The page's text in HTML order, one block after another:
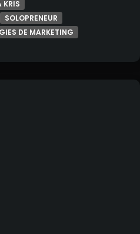
KRIS
SOLOPRENEUR
DE MARKETING